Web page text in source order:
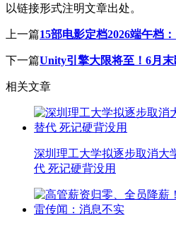
以链接形式注明文章出处。
上一篇15部电影定档2026端午档
下一篇Unity引擎大限将至！6月
相关文章
深圳理工大学拟逐步取消大
代 死记硬背没用